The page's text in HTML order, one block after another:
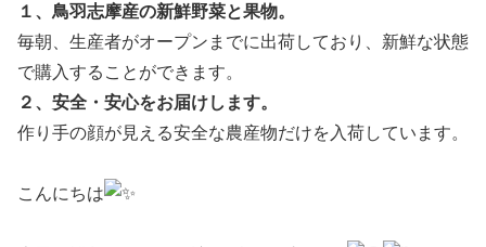
１、鳥羽志摩産の新鮮野菜と果物。
毎朝、生産者がオープンまでに出荷しており、新鮮な状態
で購入することができます。
２、安全・安心をお届けします。
作り手の顔が見える安全な農産物だけを入荷しています。
こんにちは